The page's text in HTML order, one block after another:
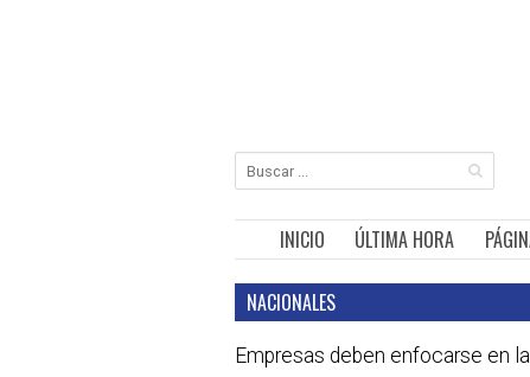
INICIO ÚLTIMA HORA
NACIONALES
Empresas deben enfocarse en